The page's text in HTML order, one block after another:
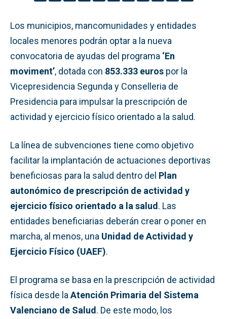
Los municipios, mancomunidades y entidades
locales menores podrán optar a la nueva
convocatoria de ayudas del programa ‘En
moviment’, dotada con 853.333 euros por la
Vicepresidencia Segunda y Conselleria de
Presidencia para impulsar la prescripción de
actividad y ejercicio físico orientado a la salud.
La línea de subvenciones tiene como objetivo
facilitar la implantación de actuaciones deportivas
beneficiosas para la salud dentro del Plan
autonómico de prescripción de actividad y
ejercicio físico orientado a la salud. Las
entidades beneficiarias deberán crear o poner en
marcha, al menos, una Unidad de Actividad y
Ejercicio Físico (UAEF).
El programa se basa en la prescripción de actividad
física desde la Atención Primaria del Sistema
Valenciano de Salud. De este modo, los